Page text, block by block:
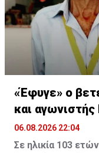
«Έφυγε» ο
και
06.08.2026 22:04
Σε ηλικία 103